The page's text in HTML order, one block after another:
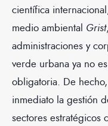
científica
medio ambiental Grist
administraciones y
verde urbana ya no
obligatoria. De
inmediato la gestión
sectores estratégicos